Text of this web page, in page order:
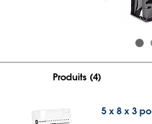
Produits (4)
5 x 8 x 3 po